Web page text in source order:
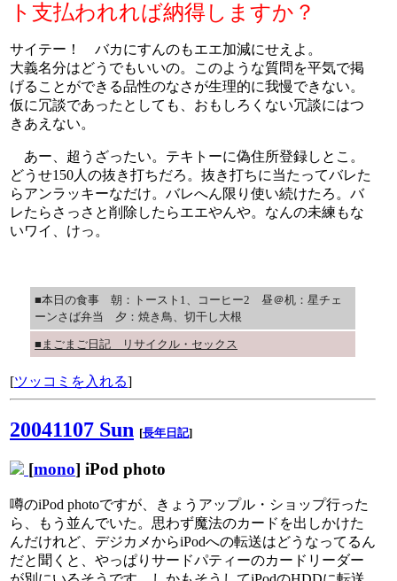
ト支払われれば納得しますか？
サイテー！ バカにすんのもエエ加減にせえよ。
大義名分はどうでもいいの。このような質問を平気で掲
げることができる品性のなさが生理的に我慢できない。
仮に冗談であったとしても、おもしろくない冗談にはつ
きあえない。
あー、超うざったい。テキトーに偽住所登録しとこ。
どうせ150人の抜き打ちだろ。抜き打ちに当たってバレた
らアンラッキーなだけ。バレへん限り使い続けたろ。バ
レたらさっさと削除したらエエやんや。なんの未練もな
いワイ、けっ。
■本日の食事 朝：トースト1、コーヒー2 昼＠机：星チェ
ーンさば弁当 夕：焼き鳥、切干し大根
■まごまご日記 リサイクル・セックス
[ツッコミを入れる]
20041107 Sun [長年日記]
[mono] iPod photo
噂のiPod photoですが、きょうアップル・ショップ行った
ら、もう並んでいた。思わず魔法のカードを出しかけた
んだけれど、デジカメからiPodへの転送はどうなってるん
だと聞くと、やっぱりサードパティーのカードリーダー